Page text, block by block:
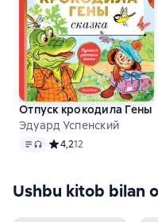
Отпуск крокодила Гены
Эдуард Успенский
Matn , audio format mavjud
Средний рейтинг 4,2
4,212
Ushbu kitob bilan